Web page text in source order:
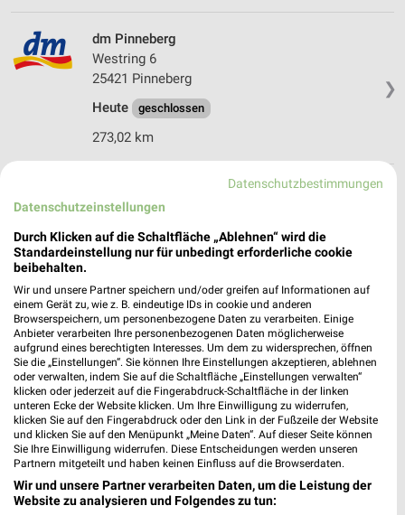
❯
dm Pinneberg
Westring 6
25421 Pinneberg
Heute
geschlossen
273,02 km
Kieler Straße 66-68
25474 Bönningstedt
Heute geschlossen
265,77 km
budni - Elbgau Passagen Hamburg
Elbgaustrasse 128
22547 Hamburg
Heute geschlossen
263,98 km • Angebote: 2 Prospekte
budni - In der Frohme Hamburg
Datenschutzbestimmungen
Datenschutzeinstellungen
Durch Klicken auf die Schaltfläche „Ablehnen“ wird die
Standardeinstellung nur für unbedingt erforderliche cookie
beibehalten.
Wir und unsere Partner speichern und/oder greifen auf Informationen auf
einem Gerät zu, wie z. B. eindeutige IDs in cookie und anderen
Browserspeichern, um personenbezogene Daten zu verarbeiten. Einige
Anbieter verarbeiten Ihre personenbezogenen Daten möglicherweise
aufgrund eines berechtigten Interesses. Um dem zu widersprechen, öffnen
Sie die „Einstellungen“. Sie können Ihre Einstellungen akzeptieren, ablehnen
oder verwalten, indem Sie auf die Schaltfläche „Einstellungen verwalten“
klicken oder jederzeit auf die Fingerabdruck-Schaltfläche in der linken
unteren Ecke der Website klicken. Um Ihre Einwilligung zu widerrufen,
klicken Sie auf den Fingerabdruck oder den Link in der Fußzeile der Website
und klicken Sie auf den Menüpunkt „Meine Daten“. Auf dieser Seite können
Sie Ihre Einwilligung widerrufen. Diese Entscheidungen werden unseren
Partnern mitgeteilt und haben keinen Einfluss auf die Browserdaten.
Wir und unsere Partner verarbeiten Daten, um die Leistung der
Website zu analysieren und Folgendes zu tun: